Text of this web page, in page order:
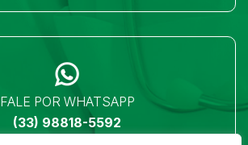
FALE POR WHATSAPP
(33) 98818-5592